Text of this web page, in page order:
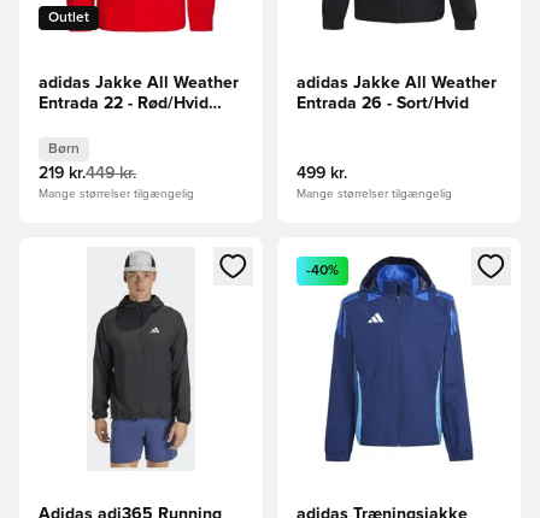
Outlet
adidas Jakke All Weather
Entrada 22 - Rød/Hvid
Børn
219 kr.449 kr.
Mange størrelser tilgængelig
adidas Jakke All Weather
Entrada 26 - Sort/Hvid
499 kr.
Mange størrelser tilgængelig
Åbner en Modal til at logge ind eller tilmelde dig som
Adidas adi365 Running
Åbner en Modal til at logge
-40%
adidas Træningsjakke